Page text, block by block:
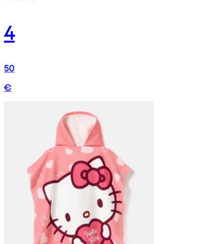
4
50
€